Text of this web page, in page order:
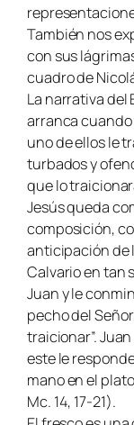
También nos
con sus
cuadro de
La narrativa del
arranca cuando
uno de ellos le
turbados y
que lo
Jesús queda
composición,
anticipación de
Calvario en tan
Juan y le
pecho del
traicionar”.
este le
mano en el
Mc. 14, 17-21).